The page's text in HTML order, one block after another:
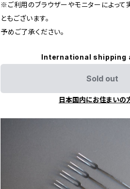
※ご利用のブラウザーやモニターによって
ともございます。
予めご了承ください。
International shipping
Sold out
日本国内にお住まいの